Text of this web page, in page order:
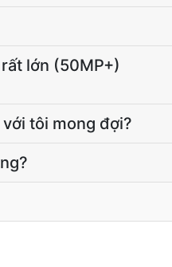
lớn (50MP+)
tôi mong đợi?